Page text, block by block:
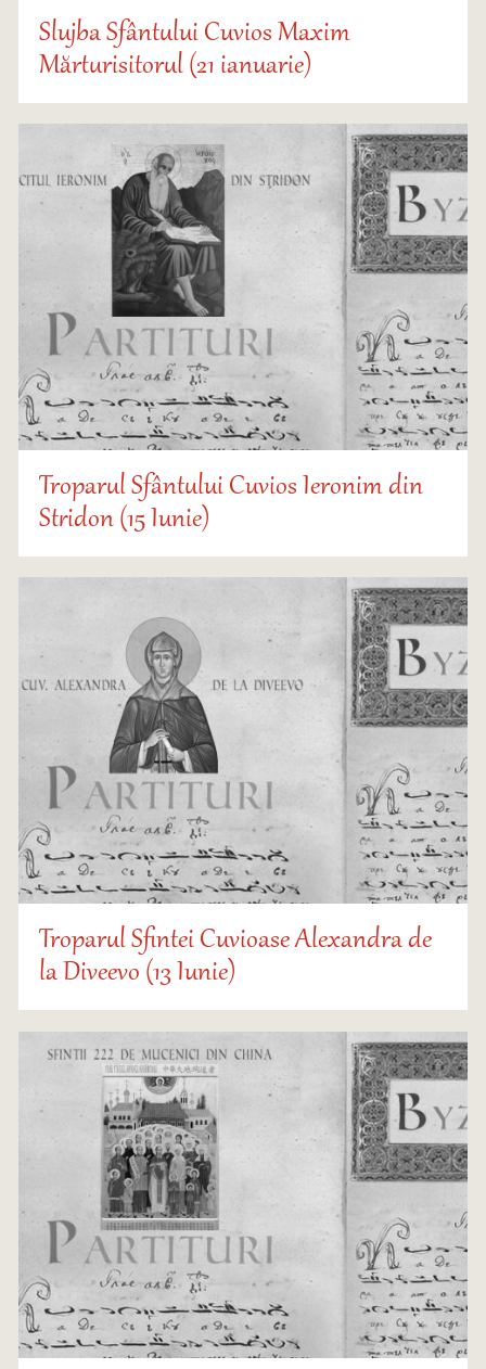
Slujba Sfântului Cuvios Maxim
Mărturisitorul (21 ianuarie)
Troparul Sfântului Cuvios Ieronim din
Stridon (15 Iunie)
Troparul Sfintei Cuvioase Alexandra de
la Diveevo (13 Iunie)